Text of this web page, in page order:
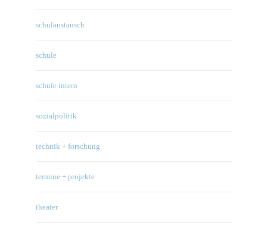
schulaustausch
schule
schule intern
sozialpolitik
technik + forschung
termine + projekte
theater